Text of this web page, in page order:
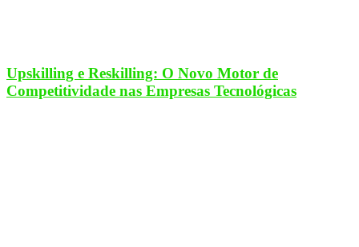
Upskilling e Reskilling: O Novo Motor de
Competitividade nas Empresas Tecnológicas